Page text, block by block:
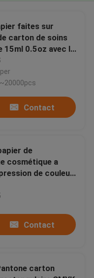
faites sur
carton de soins
15ml 0.5oz avec le
refief
Contact
de
cosmétique a
de couleur
Eyelash Packaging
de feuille
Contact
carton